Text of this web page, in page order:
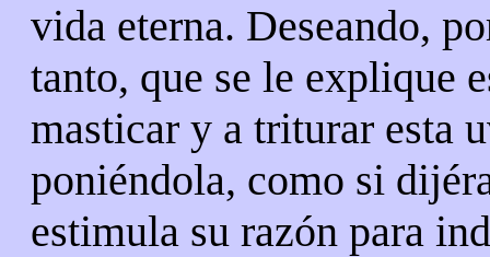
vida eterna. Deseando,
tanto, que se le explique
masticar y a triturar esta
poniéndola, como si
estimula su razón para